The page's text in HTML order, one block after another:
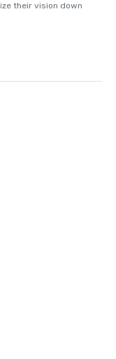
their vision down